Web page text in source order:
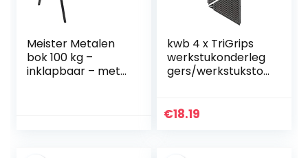
Meister Metalen
bok 100 kg –
inklapbaar – met
kwb 4 x TriGrips
werkstukonderleg
gers/werkstuksto
lakpunten
€18.19